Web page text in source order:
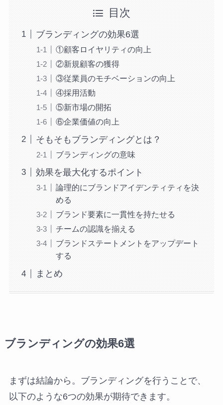
目次
ブランディングの効果6選
①顧客ロイヤリティの向上
②新規顧客の獲得
③従業員のモチベーションの向上
④採用活動
⑤新市場の開拓
⑥企業価値の向上
そもそもブランディングとは？
ブランディングの意味
効果を最大化するポイント
論理的にブランドアイデンティティを決
める
ブランド要素に一貫性を持たせる
チームの認識を揃える
ブランドステートメントをアップデート
する
まとめ
ブランディングの効果6選
まずは結論から。ブランディングを行うことで、
以下のような6つの効果が期待できます。